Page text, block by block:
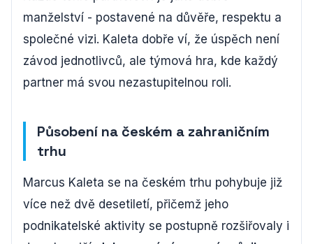
manželství - postavené na důvěře, respektu a
společné vizi. Kaleta dobře ví, že úspěch není
závod jednotlivců, ale týmová hra, kde každý
partner má svou nezastupitelnou roli.
Působení na českém a zahraničním
trhu
Marcus Kaleta se na českém trhu pohybuje již
více než dvě desetiletí, přičemž jeho
podnikatelské aktivity se postupně rozšiřovaly i